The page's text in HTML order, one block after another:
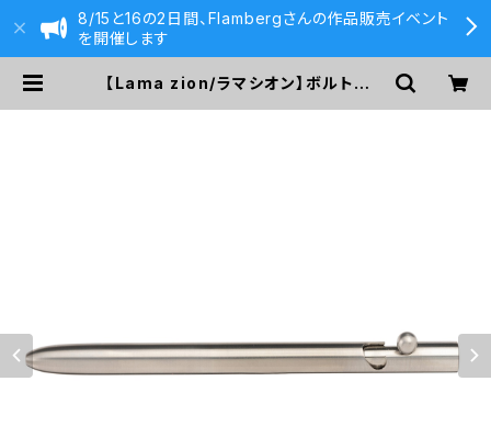
8/15と16の2日間、Flambergさんの作品販売イベント
を開催します
【Lama zion/ラマシオン】ボルトアク